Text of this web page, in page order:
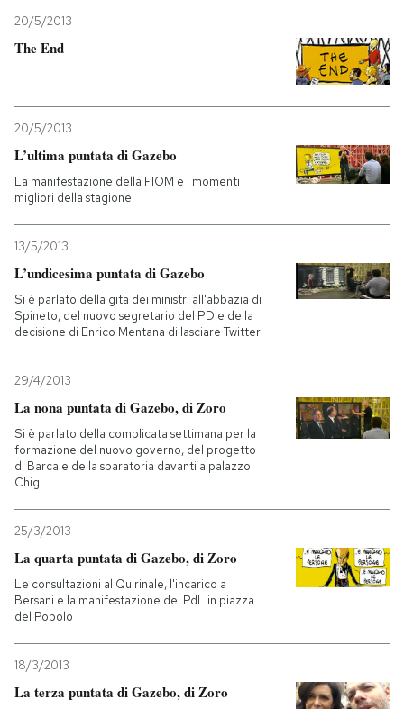
20/5/2013
The End
20/5/2013
L’ultima puntata di Gazebo
La manifestazione della FIOM e i momenti
migliori della stagione
13/5/2013
L’undicesima puntata di Gazebo
Si è parlato della gita dei ministri all'abbazia di
Spineto, del nuovo segretario del PD e della
decisione di Enrico Mentana di lasciare Twitter
29/4/2013
La nona puntata di Gazebo, di Zoro
Si è parlato della complicata settimana per la
formazione del nuovo governo, del progetto
di Barca e della sparatoria davanti a palazzo
Chigi
25/3/2013
La quarta puntata di Gazebo, di Zoro
Le consultazioni al Quirinale, l'incarico a
Bersani e la manifestazione del PdL in piazza
del Popolo
18/3/2013
La terza puntata di Gazebo, di Zoro